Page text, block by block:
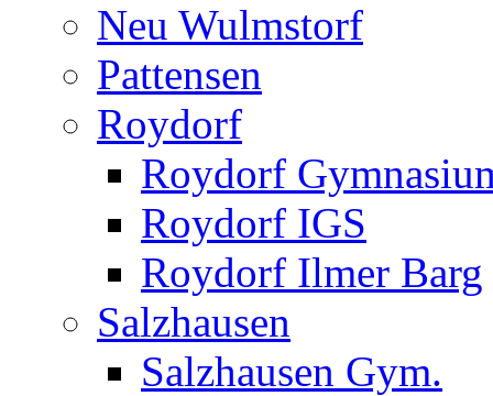
Neu Wulmstorf
Pattensen
Roydorf
Roydorf
Roydorf IGS
Roydorf Ilmer Barg
Salzhausen
Salzhausen Gym.